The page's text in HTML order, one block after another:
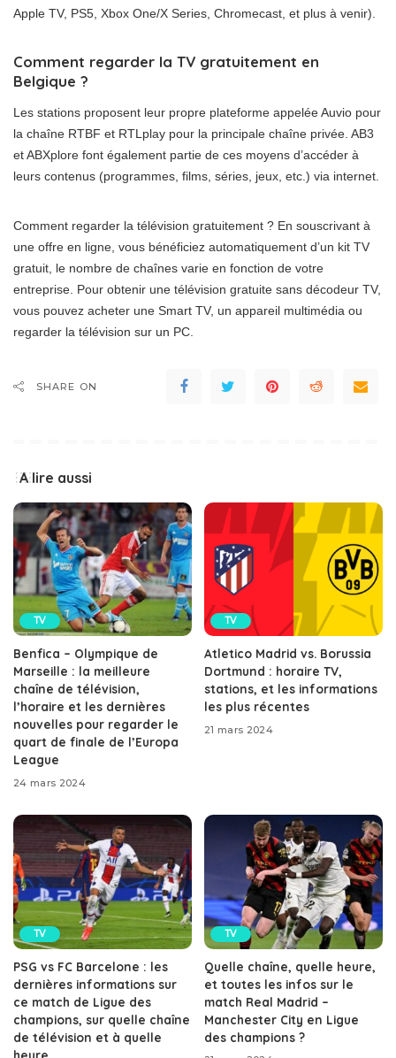
Apple TV, PS5, Xbox One/X Series, Chromecast, et plus à venir).
Comment regarder la TV gratuitement en
Belgique ?
Les stations proposent leur propre plateforme appelée Auvio pour
la chaîne RTBF et RTLplay pour la principale chaîne privée. AB3
et ABXplore font également partie de ces moyens d’accéder à
leurs contenus (programmes, films, séries, jeux, etc.) via internet.
Comment regarder la télévision gratuitement ? En souscrivant à
une offre en ligne, vous bénéficiez automatiquement d’un kit TV
gratuit, le nombre de chaînes varie en fonction de votre
entreprise. Pour obtenir une télévision gratuite sans décodeur TV,
vous pouvez acheter une Smart TV, un appareil multimédia ou
regarder la télévision sur un PC.
SHARE ON
A lire aussi
TV
Benfica – Olympique de
Marseille : la meilleure
chaîne de télévision,
l’horaire et les dernières
nouvelles pour regarder le
quart de finale de l’Europa
League
24 mars 2024
TV
Atletico Madrid vs. Borussia
Dortmund : horaire TV,
stations, et les informations
les plus récentes
21 mars 2024
TV
PSG vs FC Barcelone : les
dernières informations sur
ce match de Ligue des
champions, sur quelle chaîne
de télévision et à quelle
heure.
TV
Quelle chaîne, quelle heure,
et toutes les infos sur le
match Real Madrid –
Manchester City en Ligue
des champions ?